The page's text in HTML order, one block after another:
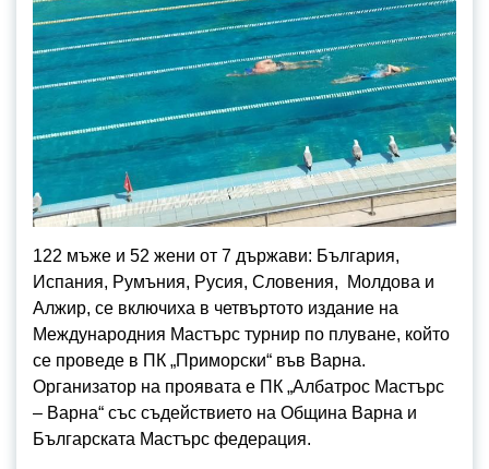
122 мъже и 52 жени от 7 държави: България,
Испания, Румъния, Русия, Словения, Молдова и
Алжир, се включиха в четвъртото издание на
Международния Мастърс турнир по плуване, който
се проведе в ПК „Приморски“ във Варна.
Организатор на проявата е ПК „Албатрос Мастърс
– Варна“ със съдействието на Община Варна и
Българската Мастърс федерация.